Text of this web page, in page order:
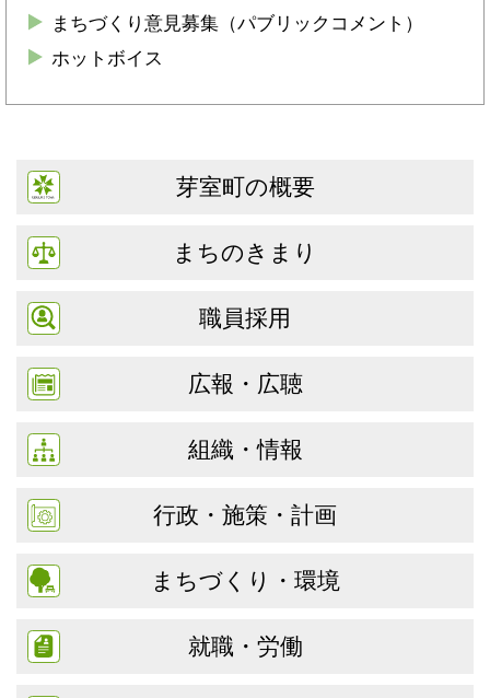
まちづくり意見募集（パブリックコメント）
ホットボイス
芽室町の概要
まちのきまり
職員採用
広報・広聴
組織・情報
行政・施策・計画
まちづくり・環境
就職・労働